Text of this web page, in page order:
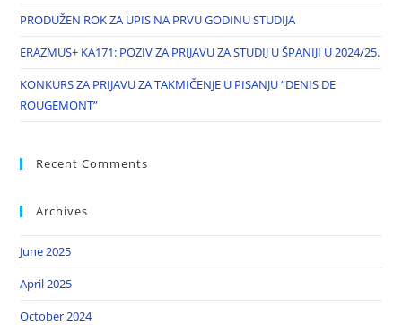
PRODUŽEN ROK ZA UPIS NA PRVU GODINU STUDIJA
ERAZMUS+ KA171: POZIV ZA PRIJAVU ZA STUDIJ U ŠPANIJI U 2024/25.
KONKURS ZA PRIJAVU ZA TAKMIČENJE U PISANJU “DENIS DE
ROUGEMONT”
Recent Comments
Archives
June 2025
April 2025
October 2024